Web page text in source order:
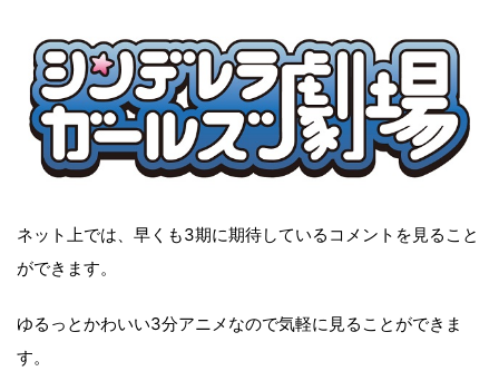
ネット上では、早くも3期に期待しているコメントを見ること
ができます。
ゆるっとかわいい3分アニメなので気軽に見ることができま
す。